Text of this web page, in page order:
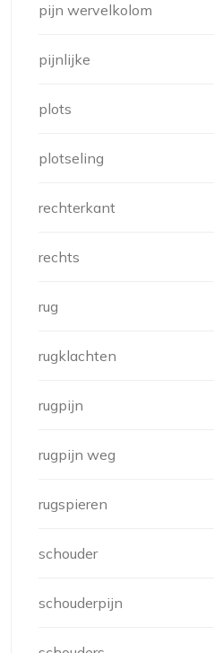
pijn wervelkolom
pijnlijke
plots
plotseling
rechterkant
rechts
rug
rugklachten
rugpijn
rugpijn weg
rugspieren
schouder
schouderpijn